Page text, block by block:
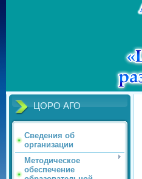
ЦОРО АГО
Сведения об
организации
Методическое
обеспечение